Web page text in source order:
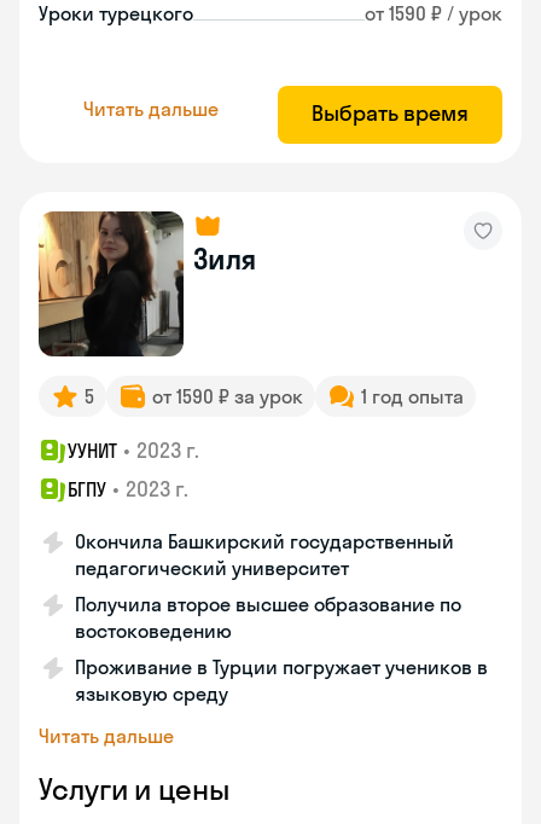
Уроки турецкого от 1590 ₽ / урок
Читать дальше Выбрать время
Зиля
5 от 1590 ₽ за урок 1 год опыта
УУНИТ • 2023 г.
БГПУ • 2023 г.
Окончила Башкирский государственный
педагогический университет
Получила второе высшее образование по
востоковедению
Проживание в Турции погружает учеников в
языковую среду
Читать дальше
Услуги и цены